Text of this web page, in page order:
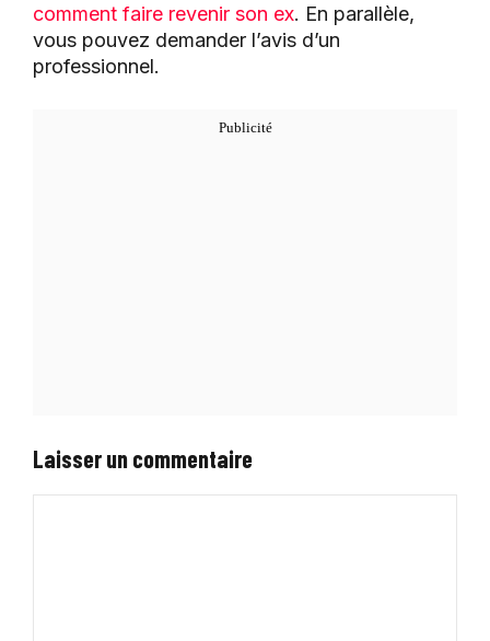
comment faire revenir son ex. En parallèle,
vous pouvez demander l’avis d’un
professionnel.
Laisser un commentaire